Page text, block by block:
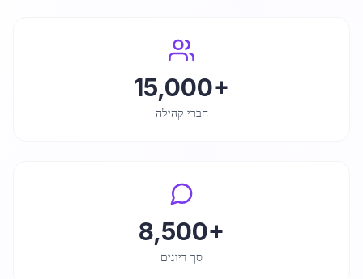
15,000+
חברי קהילה
8,500+
סך דיונים